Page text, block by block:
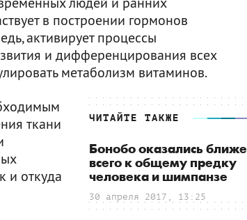
в построении гормонов
активирует процессы
и дифференцирования всех
метаболизм витаминов.
ЧИТАЙТЕ ТАКЖЕ
Бонобо оказались ближе
всего к общему предку
человека и шимпанзе
30 апреля 2017, 13:25
ткани
и откуда